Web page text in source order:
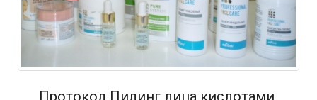
Протокол Пилинг лица кислотами